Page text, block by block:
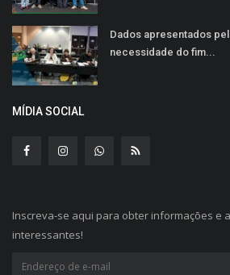
Dados apresentados
necessidade do fim...
MÍDIA SOCIAL
Inscreva-se aqui para obter informações e
interessantes!